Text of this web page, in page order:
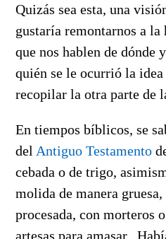
Quizás sea esta, una
gustaría remontarnos a
que nos hablen de dónde
quién se le ocurrió la
recopilar la otra parte de
En tiempos bíblicos, se
del Antiguo Testamento
cebada o de trigo,
molida de manera
procesada, con morteros
artesas para amasar.